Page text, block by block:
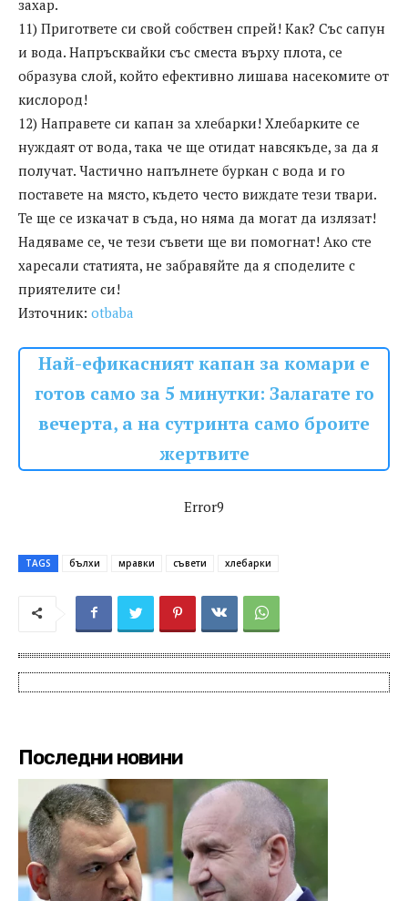
захар.
11) Пригответе си свой собствен спрей! Как? Със сапун
и вода. Напръсквайки със сместа върху плота, се
образува слой, който ефективно лишава насекомите от
кислород!
12) Направете си капан за хлебарки! Хлебарките се
нуждаят от вода, така че ще отидат навсякъде, за да я
получат. Частично напълнете буркан с вода и го
поставете на място, където често виждате тези твари.
Те ще се изкачат в съда, но няма да могат да излязат!
Надяваме се, че тези съвети ще ви помогнат! Ако сте
харесали статията, не забравяйте да я споделите с
приятелите си!
Източник: otbaba
Най-ефикасният капан за комари е
готов само за 5 минутки: Залагате го
вечерта, а на сутринта само броите
жертвите
Error9
TAGS бълхи мравки съвети хлебарки
Последни новини